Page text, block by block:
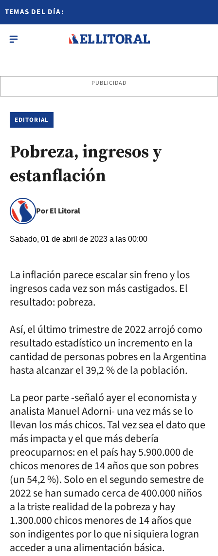
TEMAS DEL DÍA:
PUBLICIDAD
EDITORIAL
Pobreza, ingresos y
estanflación
Por El Litoral
Sabado, 01 de abril de 2023 a las 00:00
La inflación parece escalar sin freno y los
ingresos cada vez son más castigados. El
resultado: pobreza.
Así, el último trimestre de 2022 arrojó como
resultado estadístico un incremento en la
cantidad de personas pobres en la Argentina
hasta alcanzar el 39,2 % de la población.
La peor parte -señaló ayer el economista y
analista Manuel Adorni- una vez más se lo
llevan los más chicos. Tal vez sea el dato que
más impacta y el que más debería
preocuparnos: en el país hay 5.900.000 de
chicos menores de 14 años que son pobres
(un 54,2 %). Solo en el segundo semestre de
2022 se han sumado cerca de 400.000 niños
a la triste realidad de la pobreza y hay
1.300.000 chicos menores de 14 años que
son indigentes por lo que ni siquiera logran
acceder a una alimentación básica.